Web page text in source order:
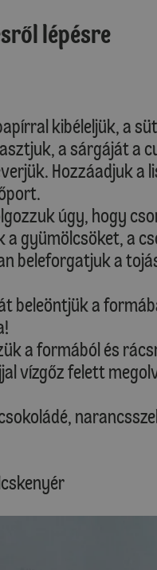
lépésre
kibéleljük, a
a sárgáját a
Hozzáadjuk a
úgy, hogy
a gyümölcsöket, a
beleforgatjuk a
beleöntjük a
a formából és
vízgőz felett